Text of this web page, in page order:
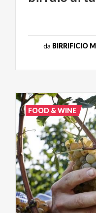
da BIRRIFICIO
FOOD & WINE